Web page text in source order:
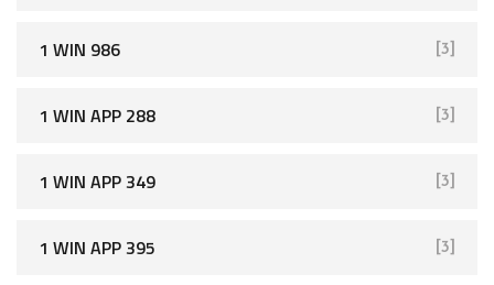
1 WIN 986 [3]
1 WIN APP 288 [3]
1 WIN APP 349 [3]
1 WIN APP 395 [3]